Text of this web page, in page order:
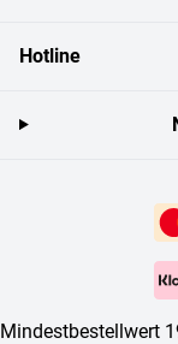
Hotline
Mindestbestellwert